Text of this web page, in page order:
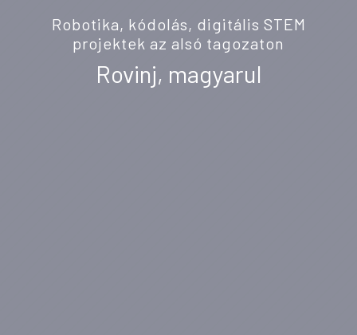
Robotika, kódolás, digitális STEM
projektek az alsó tagozaton
Rovinj, magyarul